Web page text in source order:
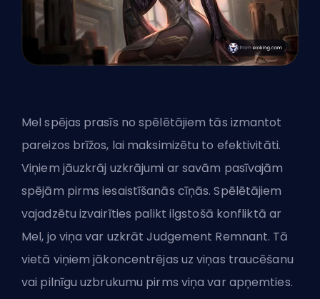
Mel spējas prasīs no spēlētājiem tās izmantot
pareizos brīžos, lai maksimizētu to efektivitāti.
Viņiem jāuzkrāj uzkrājumi ar savām pasīvajām
spējām pirms iesaistīšanās cīņās. Spēlētājiem
vajadzētu izvairīties palikt ilgstošā konfliktā ar
Mel, jo viņa var uzkrāt Judgement Remnant. Tā
vietā viņiem jākoncentrējas uz viņas traucēšanu
vai pilnīgu uzbrukumu pirms viņa var apņemties.